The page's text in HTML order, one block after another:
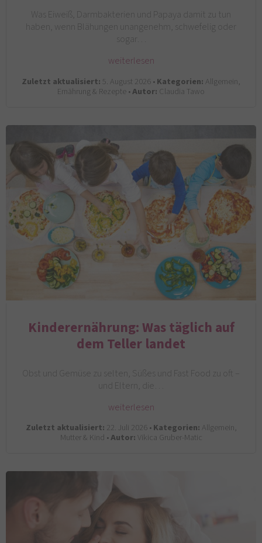
Was Eiweiß, Darmbakterien und Papaya damit zu tun
haben, wenn Blähungen unangenehm, schwefelig oder
sogar…
weiterlesen
Zuletzt aktualisiert: 5. August 2026 •Kategorien: Allgemein,
Ernährung & Rezepte •Autor: Claudia Tawo
Kinderernährung: Was täglich auf
dem Teller landet
Obst und Gemüse zu selten, Süßes und Fast Food zu oft –
und Eltern, die…
weiterlesen
Zuletzt aktualisiert: 22. Juli 2026 •Kategorien: Allgemein,
Mutter & Kind •Autor:Vikica Gruber-Matic